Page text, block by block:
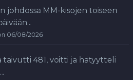
johdossa MM-kisojen toiseen
06/08/2026
taivutti 481, voitti ja hätyytteli